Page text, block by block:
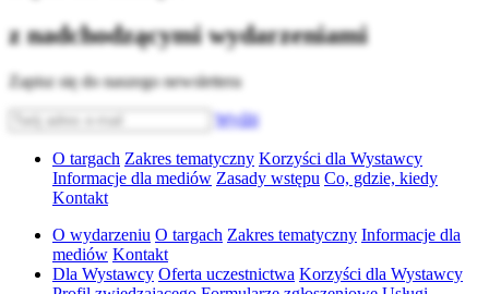
z nadchodzącymi wydarzeniami
Zapisz się do naszego newslettera
Wyślij
O targach Zakres tematyczny Korzyści dla Wystawcy
Informacje dla mediów Zasady wstępu Co, gdzie, kiedy
Kontakt
O wydarzeniu O targach Zakres tematyczny Informacje dla
mediów Kontakt
Dla Wystawcy Oferta uczestnictwa Korzyści dla Wystawcy